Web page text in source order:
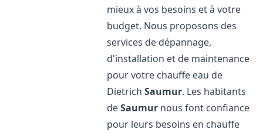
mieux à vos besoins et à votre
budget. Nous proposons des
services de dépannage,
d'installation et de maintenance
pour votre chauffe eau de
DietrichSaumur. Les habitants
deSaumur nous font confiance
pour leurs besoins en chauffe